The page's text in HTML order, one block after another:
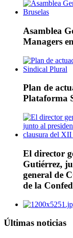
Asamblea
Managers
Plan de
Plataforma
El director
Gutiérrez,
general de
de la
Últimas noticias